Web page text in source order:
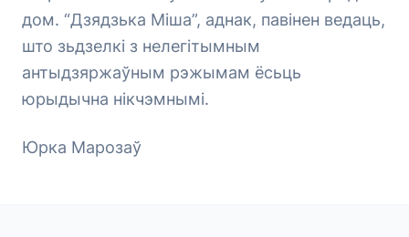
дом. “Дзядзька Міша”, аднак, павінен ведаць,
што зьдзелкі з нелегітымным
антыдзяржаўным рэжымам ёсьць
юрыдычна нікчэмнымі.
Юрка Марозаў